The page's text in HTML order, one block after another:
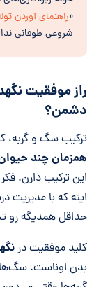
«راهنمای آوردن
شروعی طوفانی
راز موفقیت
دشمن؟
ترکیب سگ و گربه،
همزمان چند
این ترکیب دارن.
اینه که با
حداقل همدیگه رو
کلید موفقیت در
بدن اوناست.